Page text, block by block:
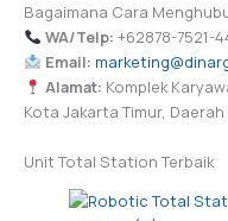
Bagaimana Cara
WA/Telp: +62878-7521-
Email:
Alamat: Komplek
Kota Jakarta Timur,
Unit Total Station Terbaik